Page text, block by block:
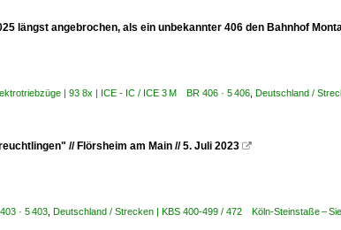
längst angebrochen, als ein unbekannter 406 den Bahnhof
| 93 8x | ICE - IC / ICE 3 M BR 406 · 5 406 Deutschland /
// Flörsheim am Main // 5. Juli 2023 
· 5 403 Deutschland / Strecken | KBS 400-499 / 472 Köln-Steinstaße –